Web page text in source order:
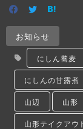
お知らせ
にしん蕎麦
にしんの甘露煮
山辺 山形
山形テイクアウ